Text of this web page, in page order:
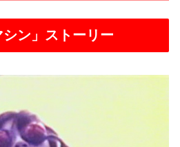
シン」ストーリー